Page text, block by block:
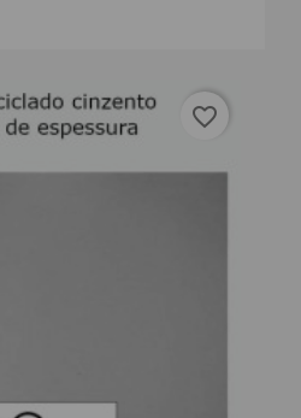
favorite_border